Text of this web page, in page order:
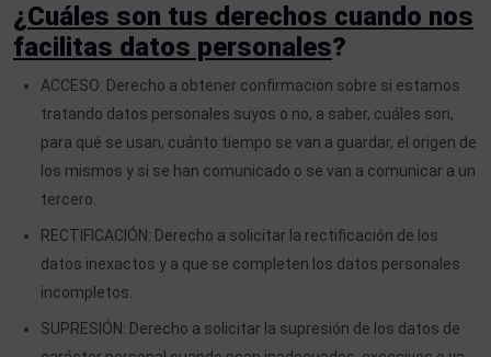
¿Cuáles son tus derechos cuando nos
facilitas datos personales?
ACCESO: Derecho a obtener confirmación sobre si estamos
tratando datos personales suyos o no, a saber, cuáles son,
para qué se usan, cuánto tiempo se van a guardar, el origen de
los mismos y si se han comunicado o se van a comunicar a un
tercero.
RECTIFICACIÓN: Derecho a solicitar la rectificación de los
datos inexactos y a que se completen los datos personales
incompletos.
SUPRESIÓN: Derecho a solicitar la supresión de los datos de